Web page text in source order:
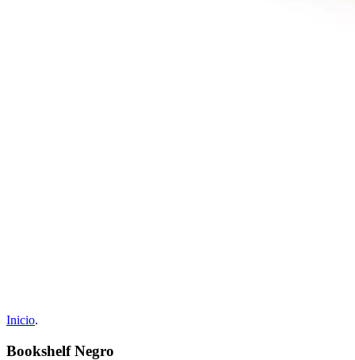
Inicio.
Bookshelf Negro